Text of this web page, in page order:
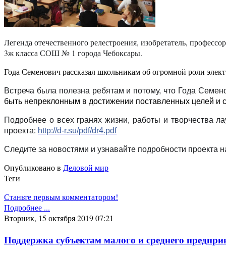
Легенда отечественного релестроения, изобретатель,
3ж класса СОШ № 1 города Чебоксары.
Года Семенович рассказал школьникам об огромной роли
Встреча была полезна ребятам и потому, что Года
быть непреклонным в достижении поставленных целей и
Подробнее о всех гранях жизни, работы и творчества
проекта: http://d-r.su/pdf/dr4.pdf
Следите за новостями и узнавайте подробности проекта
Опубликовано в Деловой мир
Теги
Станьте первым комментатором!
Подробнее ...
Вторник, 15 октября 2019 07:21
Поддержка субъектам малого и среднего